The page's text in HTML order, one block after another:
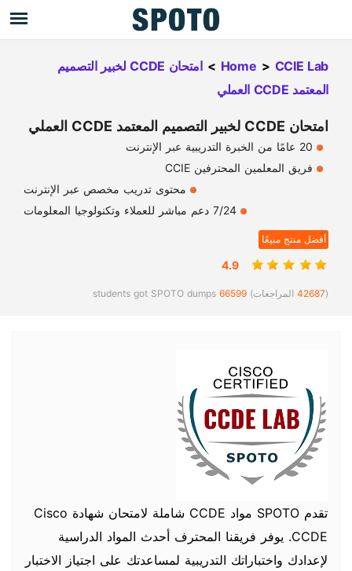
Home > CCIE Lab
>
امتحان CCDE لخبير التصميم
المعتمد CCDE العملي
امتحان CCDE لخبير التصميم المعتمد CCDE العملي
فريق المعلمين المحترفين CCIE
محتوى تدريب مخصص عبر الإنترنت
أفضل منتج مبيعًا
4.9
(
42687 المراجعات)
تقدم SPOTO مواد CCDE شاملة لامتحان شهادة Cisco
CCDE. يوفر فريقنا المحترف أحدث المواد الدراسية
لإعدادك واختباراتك التدريبية لمساعدتك على اجتياز الاختبار